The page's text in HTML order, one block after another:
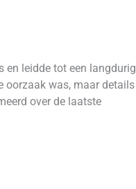
en leidde tot een langdurig
oorzaak was, maar details
over de laatste